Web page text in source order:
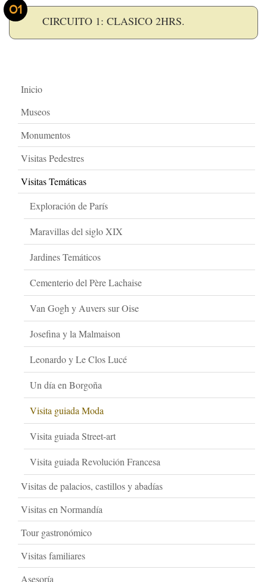
01
CIRCUITO 1: CLASICO 2HRS.
Inicio
Museos
Monumentos
Visitas Pedestres
Visitas Temáticas
Exploración de París
Maravillas del siglo XIX
Jardines Temáticos
Cementerio del Père Lachaise
Van Gogh y Auvers sur Oise
Josefina y la Malmaison
Leonardo y Le Clos Lucé
Un día en Borgoña
Visita guiada Moda
Visita guiada Street-art
Visita guiada Revolución Francesa
Visitas de palacios, castillos y abadías
Visitas en Normandía
Tour gastronómico
Visitas familiares
Asesoría